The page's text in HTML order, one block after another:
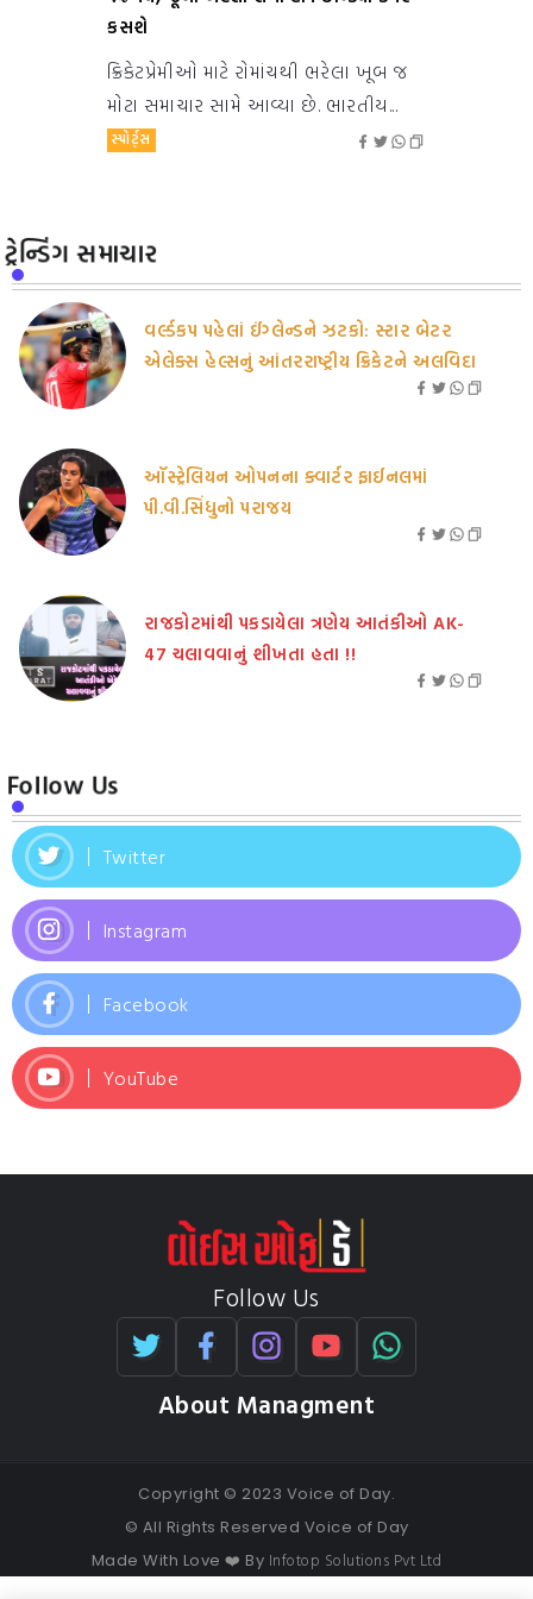
કસશે
ક્રિકેટપ્રેમીઓ માટે રોમાંચથી ભરેલા ખૂબ જ
મોટા સમાચાર સામે આવ્યા છે. ભારતીય...
સ્પોર્ટ્સ
ટ્રેન્ડિંગ સમાચાર
વર્લ્ડકપ પહેલાં ઈંગ્લેન્ડને ઝટકો: સ્ટાર બેટર
એલેક્સ હેલ્સનું આંતરરાષ્ટ્રીય ક્રિકેટને અલવિદા
ઑસ્ટ્રેલિયન ઓપનના ક્વાર્ટર ફાઈનલમાં
પી.વી.સિંધુનો પરાજય
રાજકોટમાંથી પકડાયેલા ત્રણેય આતંકીઓ AK-
47 ચલાવવાનું શીખતા હતા !!
Follow Us
Twitter
Instagram
Facebook
YouTube
Follow Us
About Managment
Copyright © 2023 Voice of Day.
© All Rights Reserved Voice of Day
Made With Love ❤️ By Infotop Solutions Pvt Ltd